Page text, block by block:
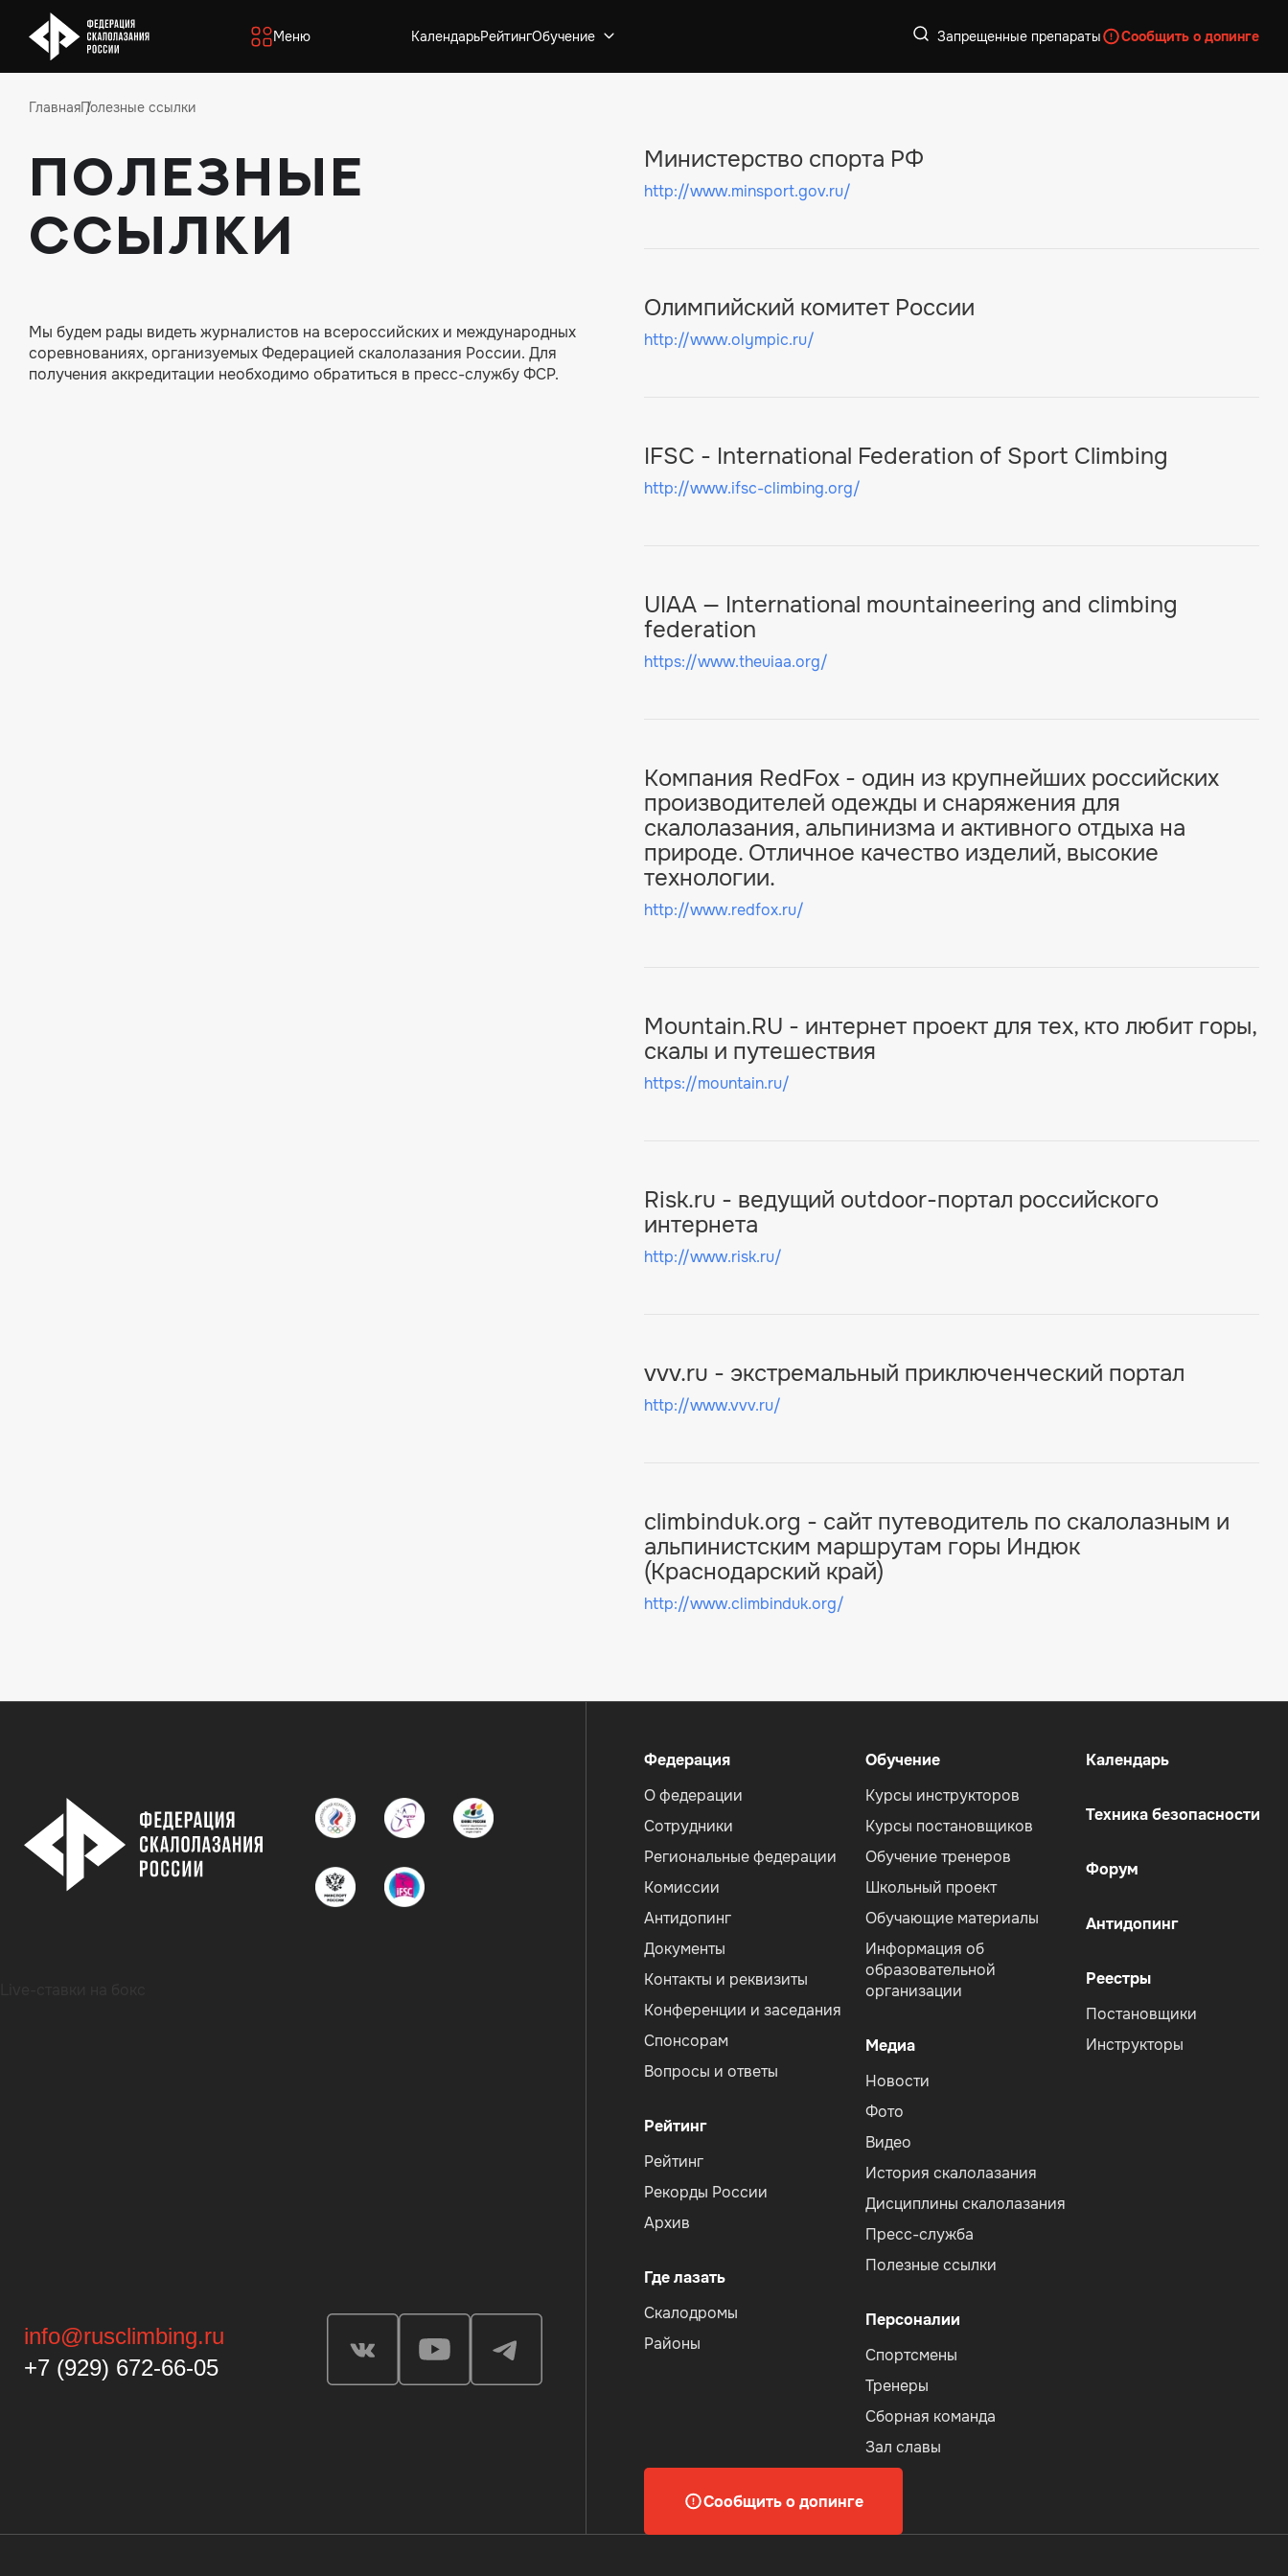
Меню КалендарьРейтингОбучение Запрещенные препараты Сообщить о допинге
ГлавнаяПолезные ссылки
Полезные
ссылки
Мы будем рады видеть журналистов на всероссийских и международных
соревнованиях, организуемых Федерацией скалолазания России. Для
получения аккредитации необходимо обратиться в пресс-службу ФСР.
Министерство спорта РФ
http://www.minsport.gov.ru/
Олимпийский комитет России
http://www.olympic.ru/
IFSC - International Federation of Sport Climbing
http://www.ifsc-climbing.org/
UIAA — International mountaineering and climbing
federation
https://www.theuiaa.org/
Компания RedFox - один из крупнейших российских
производителей одежды и снаряжения для
скалолазания, альпинизма и активного отдыха на
природе. Отличное качество изделий, высокие
технологии.
http://www.redfox.ru/
Mountain.RU - интернет проект для тех, кто любит горы,
скалы и путешествия
https://mountain.ru/
Risk.ru - ведущий outdoor-портал российского
интернета
http://www.risk.ru/
vvv.ru - экстремальный приключенческий портал
http://www.vvv.ru/
climbinduk.org - сайт путеводитель по скалолазным и
альпинистским маршрутам горы Индюк
(Краснодарский край)
http://www.climbinduk.org/
info@rusclimbing.ru
+7 (929) 672-66-05
Меню
Федерация
О федерации
Сотрудники
Региональные федерации
Комиссии
Антидопинг
Документы
Контакты и реквизиты
Конференции и заседания
Спонсорам
Вопросы и ответы
Рейтинг
Рейтинг
Рекорды России
Архив
Где лазать
Скалодромы
Районы
Меню
Обучение
Курсы инструкторов
Курсы постановщиков
Обучение тренеров
Школьный проект
Обучающие материалы
Информация об
образовательной
организации
Медиа
Новости
Фото
Видео
История скалолазания
Дисциплины скалолазания
Пресс-служба
Полезные ссылки
Персоналии
Спортсмены
Тренеры
Сборная команда
Зал славы
Меню
Календарь
Техника безопасности
Форум
Антидопинг
Реестры
Постановщики
Инструкторы
Сообщить о допинге